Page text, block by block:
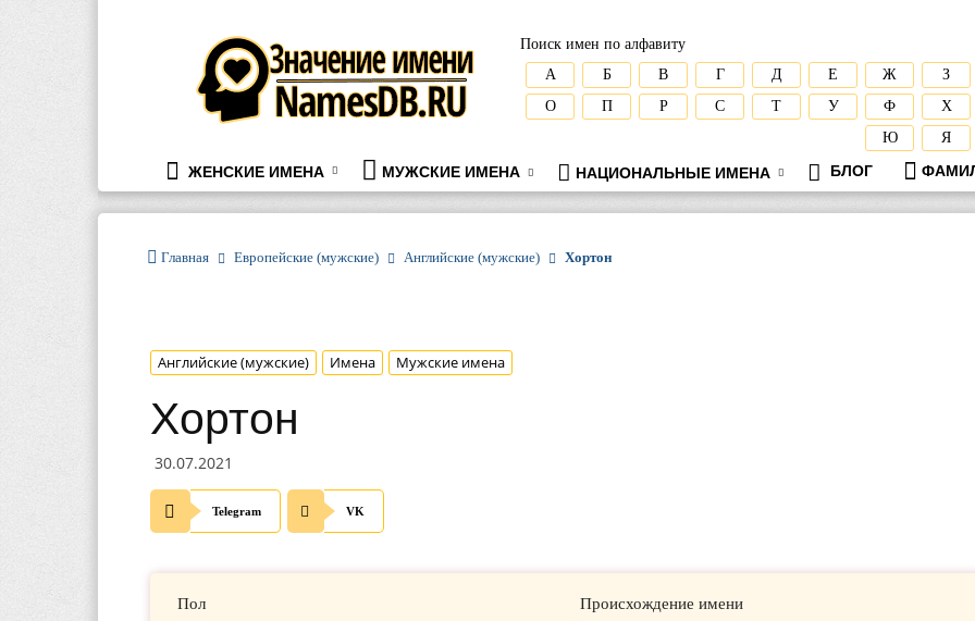
namesdb.ru
Поиск имен по алфавиту
А
Б В Г Д Е Ж
З
О
П Р С Т У Ф
Х
Ю
Я
ЖЕНСКИЕ ИМЕНА МУЖСКИЕ ИМЕНА НАЦИОНАЛЬНЫЕ ИМЕНА БЛОГ
Главная Европейские (мужские) Английские (мужские) Хортон
Английские (мужские) Имена Мужские имена
Хортон
30.07.2021
Telegram VK
Пол Происхождение имени